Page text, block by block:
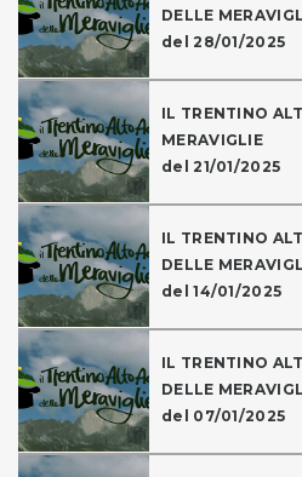
DELLE
del 28/01/2025
IL TRENTINO
MERAVIGLIE
del 21/01/2025
IL TRENTINO
DELLE
del 14/01/2025
IL TRENTINO
DELLE
del 07/01/2025